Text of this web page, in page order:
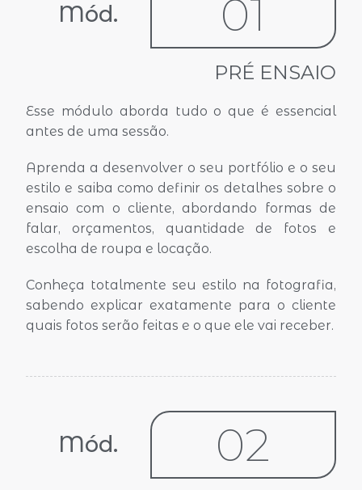
Mód. 01
PRÉ ENSAIO
Esse módulo aborda tudo o que é essencial
antes de uma sessão.
Aprenda a desenvolver o seu portfólio e o seu
estilo e saiba como definir os detalhes sobre o
ensaio com o cliente, abordando formas de
falar, orçamentos, quantidade de fotos e
escolha de roupa e locação.
Conheça totalmente seu estilo na fotografia,
sabendo explicar exatamente para o cliente
quais fotos serão feitas e o que ele vai receber.
Mód. 02